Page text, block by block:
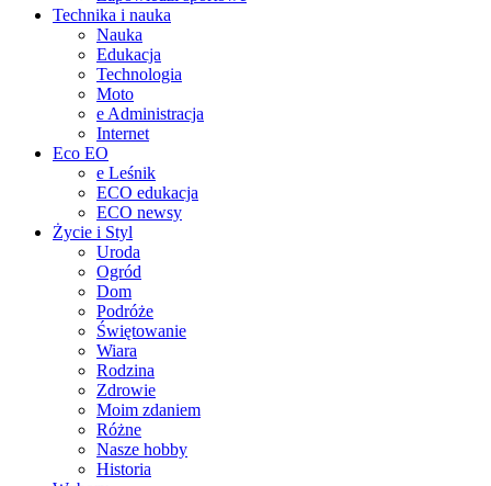
Technika i nauka
Nauka
Edukacja
Technologia
Moto
e Administracja
Internet
Eco EO
e Leśnik
ECO edukacja
ECO newsy
Życie i Styl
Uroda
Ogród
Dom
Podróże
Świętowanie
Wiara
Rodzina
Zdrowie
Moim zdaniem
Różne
Nasze hobby
Historia